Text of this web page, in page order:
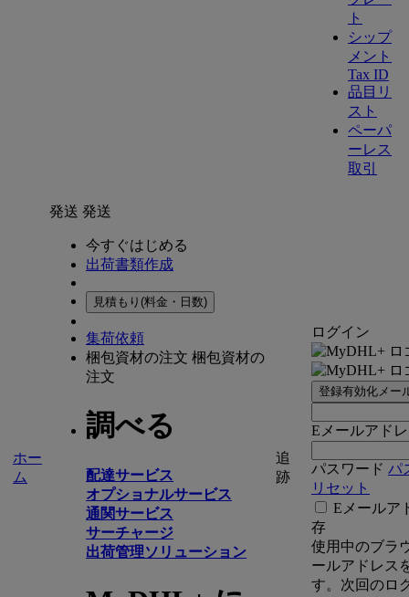
ト
シップ
メント
Tax ID
品目リ
スト
ペーパ
ーレス
取引
ホー
ム
発送 発送
今すぐはじめる
出荷書類作成
見積もり(料金・日数)
集荷依頼
梱包資材の注文 梱包資材の
注文
調べる
配達サービス
オプショナルサービス
通関サービス
サーチャージ
出荷管理ソリューション
追
跡
ログイン
登録有効化メー
Eメールアド
パスワード パ
リセット
Eメールア
存
使用中のブラ
ールアドレス
す。次回のロ